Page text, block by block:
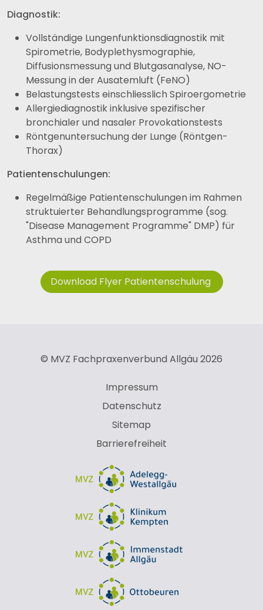
Diagnostik:
Vollständige Lungenfunktionsdiagnostik mit
Spirometrie, Bodyplethysmographie,
Diffusionsmessung und Blutgasanalyse, NO-
Messung in der Ausatemluft (FeNO)
Belastungstests einschliesslich Spiroergometrie
Allergiediagnostik inklusive spezifischer
bronchialer und nasaler Provokationstests
Röntgenuntersuchung der Lunge (Röntgen-
Thorax)
Patientenschulungen:
Regelmäßige Patientenschulungen im Rahmen
struktuierter Behandlungsprogramme (sog.
"Disease Management Programme" DMP) für
Asthma und COPD
Download Flyer Patientenschulung
© MVZ Fachpraxenverbund Allgäu 2026
Impressum
Datenschutz
Sitemap
Barrierefreiheit